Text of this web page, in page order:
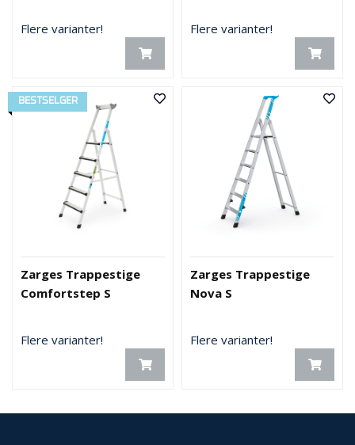
Flere varianter! Flere varianter!
BESTSELGER
Zarges Trappestige
Comfortstep S
Flere varianter!
Zarges Trappestige
Nova S
Flere varianter!